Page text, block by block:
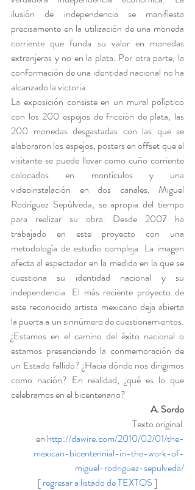
ilusión de independencia se manifiesta
precisamente en la utilización de una moneda
corriente que funda su valor en monedas
extranjeras y no en la plata. Por otra parte, la
conformación de una identidad nacional no ha
alcanzado la victoria.
La exposición consiste en un mural políptico
con los 200 espejos de fricción de plata, las
200 monedas desgastadas con las que se
elaboraron los espejos, posters en offset que el
visitante se puede llevar como cuño corriente
colocados en montículos y una
videoinstalación en dos canales. Miguel
Rodríguez Sepúlveda, se apropia del tiempo
para realizar su obra. Desde 2007 ha
trabajado en este proyecto con una
metodología de estudio compleja. La imagen
afecta al espectador en la medida en la que se
cuestiona su identidad nacional y su
independencia. El más reciente proyecto de
este reconocido artista mexicano deja abierta
la puerta a un sinnúmero de cuestionamientos.
¿Estamos en el camino del éxito nacional o
estamos presenciando la conmemoración de
un Estado fallido? ¿Hacia dónde nos dirigimos
como nación? En realidad, ¿qué es lo que
celebramos en el bicentenario?
A. Sordo
Texto original
en http://dawire.com/2010/02/01/the-
mexican-bicentennial-in-the-work-of-
miguel-rodriguez-sepulveda/
[ regresar a listado de TEXTOS ]